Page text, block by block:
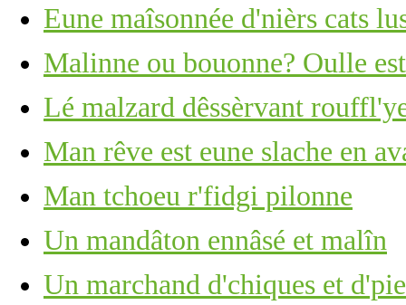
Eune maîsonnée d'nièrs cats
Malinne ou bouonne? Oulle
Lé malzard dêssèrvant
Man rêve est eune slache en
Man tchoeu r'fidgi pilonne
Un mandâton ennâsé et malîn
Un marchand d'chiques et